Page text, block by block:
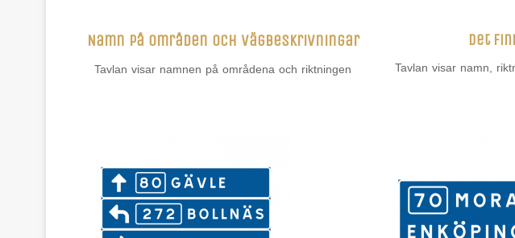
Namn på områden och vägbeskrivningar
Tavlan visar namnen på områdena och riktningen
Det
Tavlan visar namn,